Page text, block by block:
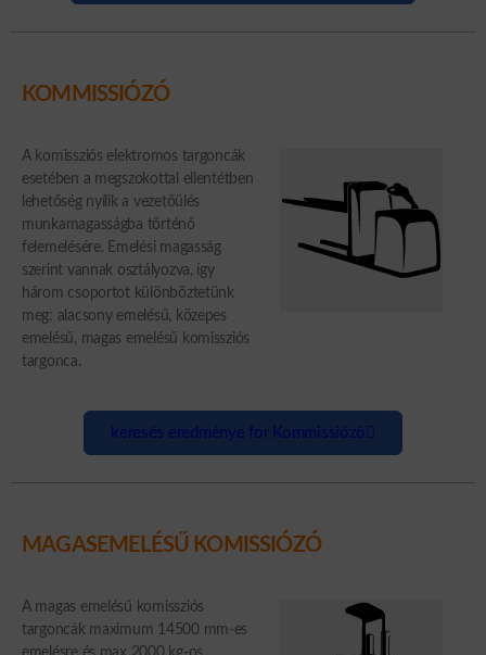
KOMMISSIÓZÓ
A komissziós elektromos targoncák
esetében a megszokottal ellentétben
lehetőség nyílik a vezetőülés
munkamagasságba történő
felemelésére. Emelési magasság
szerint vannak osztályozva, így
három csoportot különböztetünk
meg: alacsony emelésű, közepes
emelésű, magas emelésű komissziós
targonca.
keresés eredménye for Kommissiózó
MAGASEMELÉSŰ KOMISSIÓZÓ
A magas emelésű komissziós
targoncák maximum 14500 mm-es